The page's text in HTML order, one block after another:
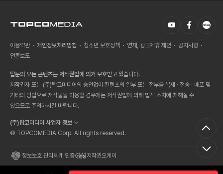
이용약관 개인정보처리방침 청소년 보호정책 연재, 광고제휴 제안
공지사항
언론보도
탑툰의 모든 콘텐츠는 저작권법에 의거 보호받고 있습니다.
저작권자 또는 (주)탑코미디어의 승인없이 컨텐츠의 일부 또는 전부를 복제 · 전송 · 배포 및
기타의 방법으로 저작물을 이용할 경우에는 저작권법에 의해 법적 조치에 처해질 수
있으므로 주의하시길 바랍니다.
(주)탑코미디어 사업자 정보
© TOPCOMEDIA Corp. All rights reserved.
정보보호 관리체계 인증 저작권오케이